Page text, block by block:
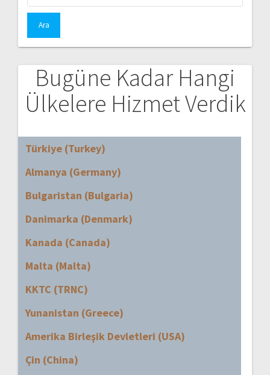
Bugüne Kadar Hangi
Ülkelere Hizmet Verdik
Türkiye (Turkey)
Almanya (Germany)
Bulgaristan (Bulgaria)
Danimarka (Denmark)
Kanada (Canada)
Malta (Malta)
KKTC (TRNC)
Yunanistan (Greece)
Amerika Birleşik Devletleri (USA)
Çin (China)